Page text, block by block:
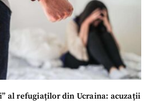
al refugiaților din Ucraina: acuzații
știrei
anonimă